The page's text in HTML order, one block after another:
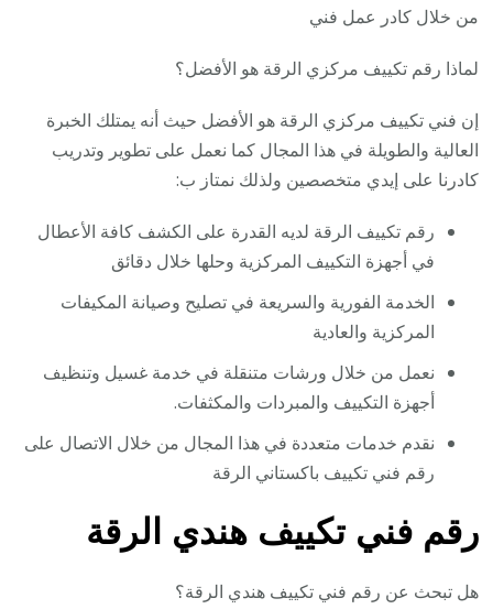
من خلال كادر عمل فني
لماذا رقم تكييف مركزي الرقة هو الأفضل؟
إن فني تكييف مركزي الرقة هو الأفضل حيث أنه يمتلك الخبرة
العالية والطويلة في هذا المجال كما نعمل على تطوير وتدريب
كادرنا على إيدي متخصصين ولذلك نمتاز ب:
رقم تكييف الرقة لديه القدرة على الكشف كافة الأعطال
في أجهزة التكييف المركزية وحلها خلال دقائق
الخدمة الفورية والسريعة في تصليح وصيانة المكيفات
المركزية والعادية
نعمل من خلال ورشات متنقلة في خدمة غسيل وتنظيف
أجهزة التكييف والمبردات والمكثفات.
نقدم خدمات متعددة في هذا المجال من خلال الاتصال على
رقم فني تكييف باكستاني الرقة
رقم فني تكييف هندي الرقة
هل تبحث عن رقم فني تكييف هندي الرقة؟